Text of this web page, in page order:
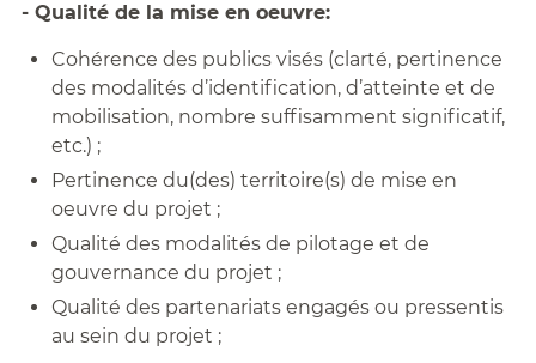
- Qualité de la mise en oeuvre:
Cohérence des publics visés (clarté, pertinence
des modalités d’identification, d’atteinte et de
mobilisation, nombre suffisamment significatif,
etc.) ;
Pertinence du(des) territoire(s) de mise en
oeuvre du projet ;
Qualité des modalités de pilotage et de
gouvernance du projet ;
Qualité des partenariats engagés ou pressentis
au sein du projet ;